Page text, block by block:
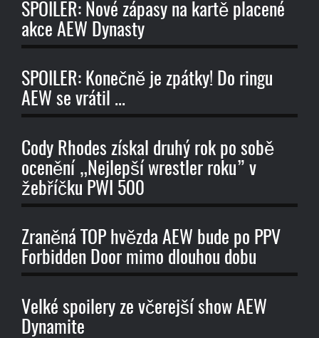
SPOILER: Nové zápasy na kartě placené
akce AEW Dynasty
SPOILER: Konečně je zpátky! Do ringu
AEW se vrátil ...
Cody Rhodes získal druhý rok po sobě
ocenění „Nejlepší wrestler roku” v
žebříčku PWI 500
Zraněná TOP hvězda AEW bude po PPV
Forbidden Door mimo dlouhou dobu
Velké spoilery ze včerejší show AEW
Dynamite